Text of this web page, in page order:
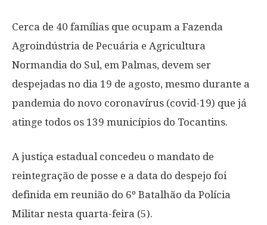
Cerca de 40 famílias que ocupam a Fazenda
Agroindústria de Pecuária e Agricultura
Normandia do Sul, em Palmas, devem ser
despejadas no dia 19 de agosto, mesmo durante a
pandemia do novo coronavírus (covid-19) que já
atinge todos os 139 municípios do Tocantins.
A justiça estadual concedeu o mandato de
reintegração de posse e a data do despejo foi
definida em reunião do 6º Batalhão da Polícia
Militar nesta quarta-feira (5).